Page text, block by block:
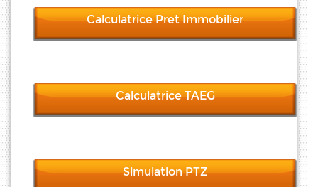
Calculatrice Pret Immobilier
Calculatrice TAEG
Simulation PTZ